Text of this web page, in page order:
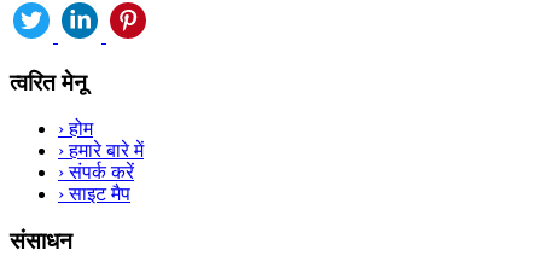
त्वरित मेनू
›होम
›हमारे बारे में
›संपर्क करें
›साइट मैप
संसाधन